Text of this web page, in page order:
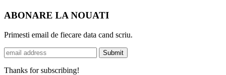
ABONARE LA NOUATI
Primesti email de fiecare data cand scriu.
Thanks for subscribing!